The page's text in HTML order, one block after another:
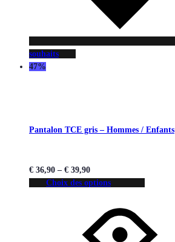
souhaits
47%
Pantalon TCE gris – Hommes / Enfants
€ 36,90 – € 39,90
Choix des options